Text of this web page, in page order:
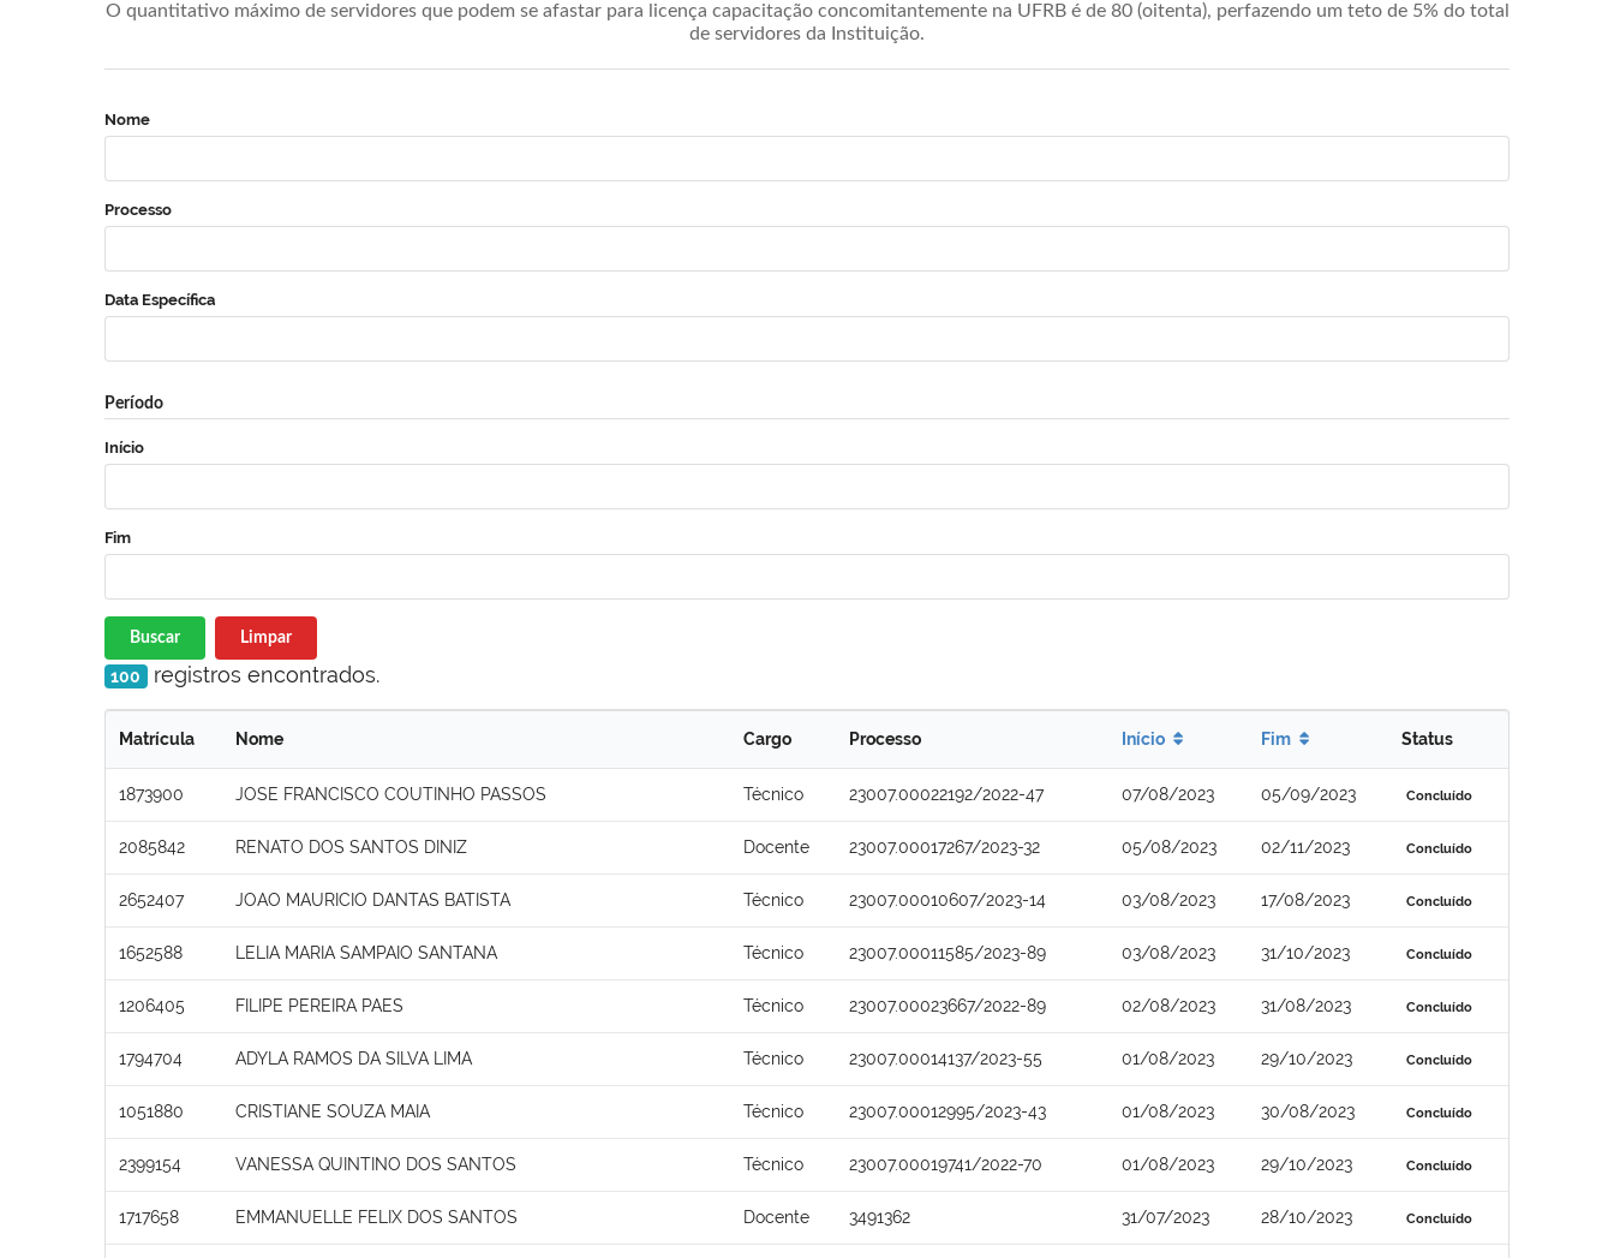
O quantitativo máximo de servidores que podem se afastar para licença capacitação concomitantemente na UFRB é de 80 (oitenta), perfazendo um teto de 5% do total
de servidores da Instituição.
Nome
Processo
Data Específica
Período
Início
Fim
Buscar Limpar
100 registros encontrados.
Matrícula Nome Cargo Processo Início Fim Status
1873900 JOSE FRANCISCO COUTINHO PASSOS Técnico 23007.00022192/2022-47 07/08/2023 05/09/2023 Concluído
2085842 RENATO DOS SANTOS DINIZ Docente 23007.00017267/2023-32 05/08/2023 02/11/2023 Concluído
2652407 JOAO MAURICIO DANTAS BATISTA Técnico 23007.00010607/2023-14 03/08/2023 17/08/2023 Concluído
1652588 LELIA MARIA SAMPAIO SANTANA Técnico 23007.00011585/2023-89 03/08/2023 31/10/2023 Concluído
1206405 FILIPE PEREIRA PAES Técnico 23007.00023667/2022-89 02/08/2023 31/08/2023 Concluído
1794704 ADYLA RAMOS DA SILVA LIMA Técnico 23007.00014137/2023-55 01/08/2023 29/10/2023 Concluído
1051880 CRISTIANE SOUZA MAIA Técnico 23007.00012995/2023-43 01/08/2023 30/08/2023 Concluído
2399154 VANESSA QUINTINO DOS SANTOS Técnico 23007.00019741/2022-70 01/08/2023 29/10/2023 Concluído
1717658 EMMANUELLE FELIX DOS SANTOS Docente 3491362 31/07/2023 28/10/2023 Concluído